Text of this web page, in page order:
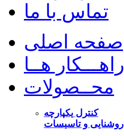
تماس با ما
صفحه اصلی
راهـــکار هــا
محــصولات
کنترل یکپارچه
روشنایی و تاسیسات